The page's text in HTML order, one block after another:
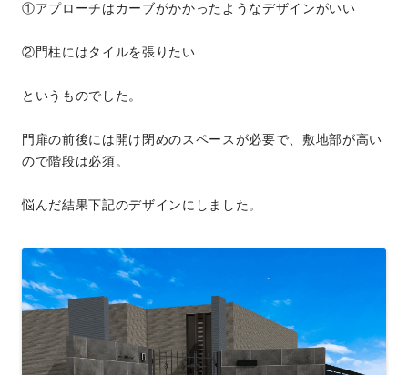
①アプローチはカーブがかかったようなデザインがいい
②門柱にはタイルを張りたい
というものでした。
門扉の前後には開け閉めのスペースが必要で、敷地部が高い
ので階段は必須。
悩んだ結果下記のデザインにしました。